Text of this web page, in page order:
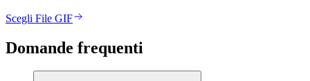
Scegli File GIF
Domande frequenti